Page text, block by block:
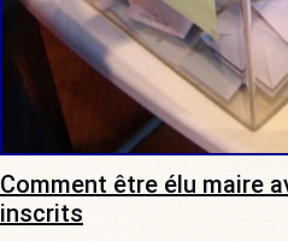
Comment être élu maire
inscrits